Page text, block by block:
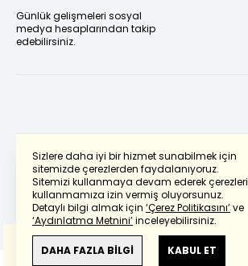
Sizlere daha iyi bir hizmet sunabilmek için
sitemizde çerezlerden faydalanıyoruz.
Sitemizi kullanmaya devam ederek çerezleri
kullanmamıza izin vermiş oluyorsunuz.
Detaylı bilgi almak için ‘Çerez Politikasını’ve
‘Aydınlatma Metnini’inceleyebilirsiniz.
DAHA FAZLA BİLGİ KABUL ET
Günlük gelişmeleri sosyal
medya hesaplarından takip
edebilirsiniz.
Powered by Translate
Bu çevirideGoogle Transletekullanılmıştır.
Anlam ve çeviri hatalarından
haberturk.com
sorumlu değildir.